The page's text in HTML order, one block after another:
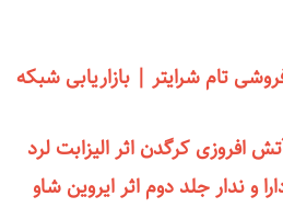
تام شرایتر | بازاریابی شبکه
افروزی کرگدن اثر الیزابت لرد
و ندار جلد دوم اثر ایروین شاو